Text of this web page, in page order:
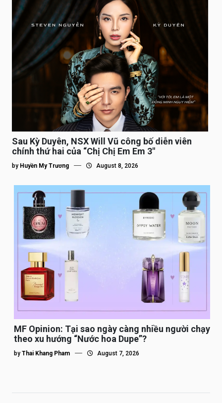
Sau Kỳ Duyên, NSX Will Vũ công bố diễn viên
chính thứ hai của “Chị Chị Em Em 3″
by Huyền My Trương August 8, 2026
MF Opinion: Tại sao ngày càng nhiều người chạy
theo xu hướng “Nước hoa Dupe”?
by Thai Khang Pham August 7, 2026